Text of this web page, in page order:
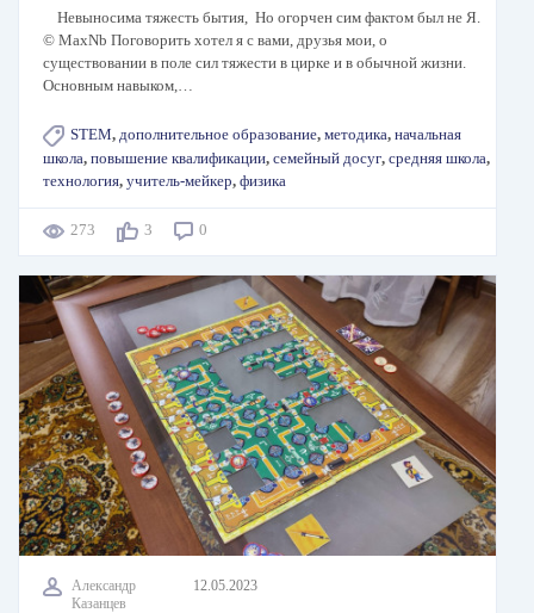
Невыносима тяжесть бытия, Но огорчен сим фактом был не Я.
© MaxNb Поговорить хотел я с вами, друзья мои, о
существовании в поле сил тяжести в цирке и в обычной жизни.
Основным навыком,…
STEM, дополнительное образование, методика, начальная
школа, повышение квалификации, семейный досуг, средняя школа,
технология, учитель-мейкер, физика
273 3 0
Александр
Казанцев
12.05.2023